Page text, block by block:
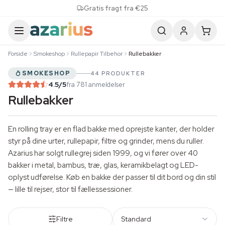
Gratis fragt fra €25
Forside Smokeshop Rullepapir Tilbehor Rullebakker
SMOKESHOP 44 PRODUKTER
4.5/5fra 781 anmeldelser
Rullebakker
En rolling tray er en flad bakke med oprejste kanter, der holder
styr på dine urter, rullepapir, filtre og grinder, mens du ruller.
Azarius har solgt rullegrej siden 1999, og vi fører over 40
bakker i metal, bambus, træ, glas, keramikbelagt og LED-
oplyst udførelse. Køb en bakke der passer til dit bord og din stil
— lille til rejser, stor til fællessessioner.
Filtre Standard